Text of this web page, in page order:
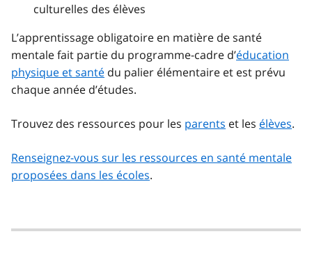
culturelles des élèves
L’apprentissage obligatoire en matière de santé
mentale fait partie du programme-cadre d’éducation
physique et santé du palier élémentaire et est prévu
chaque année d’études.
Trouvez des ressources pour les parents et les élèves.
Renseignez-vous sur les ressources en santé mentale
proposées dans les écoles.